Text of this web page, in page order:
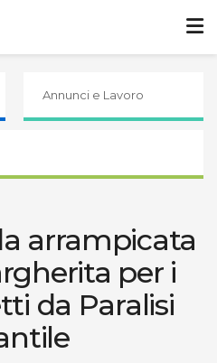
Annunci e Lavoro
arrampicata
per i
da Paralisi